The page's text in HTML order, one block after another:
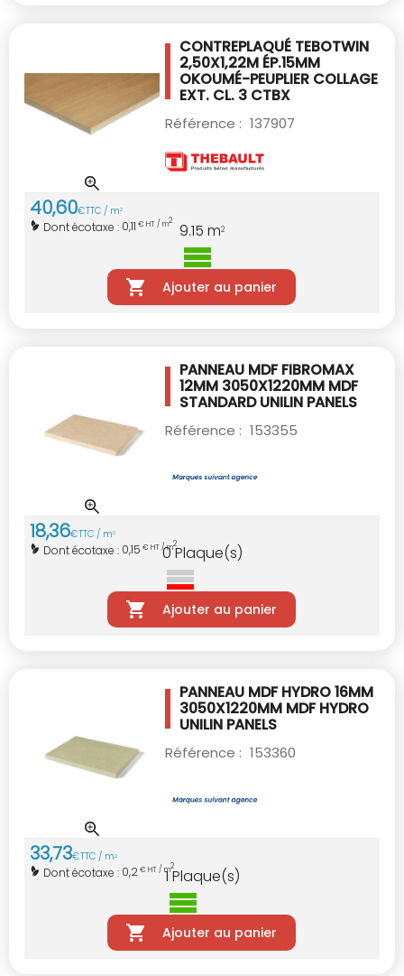
CONTREPLAQUÉ TEBOTWIN
2,50X1,22M ÉP.15MM
OKOUMÉ-PEUPLIER COLLAGE
EXT. CL. 3 CTBX
Référence : 137907
40,60€TTC / m2
Dont écotaxe : 0,11 € HT / m2 9.15 m2
Ajouter au panier
PANNEAU MDF FIBROMAX
12MM 3050X1220MM MDF
STANDARD UNILIN PANELS
Référence : 153355
18,36€TTC / m2
Dont écotaxe : 0,15 € HT / m2
0Plaque(s)
Ajouter au panier
PANNEAU MDF HYDRO 16MM
3050X1220MM MDF HYDRO
UNILIN PANELS
Référence : 153360
33,73€TTC / m2
Dont écotaxe : 0,2€ HT / m2
1 Plaque(s)
Ajouter au panier